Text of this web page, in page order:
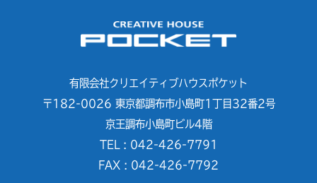
有限会社クリエイティブハウスポケット
〒182-0026 東京都調布市小島町1丁目32番2号
京王調布小島町ビル4階
TEL : 042-426-7791
FAX : 042-426-7792